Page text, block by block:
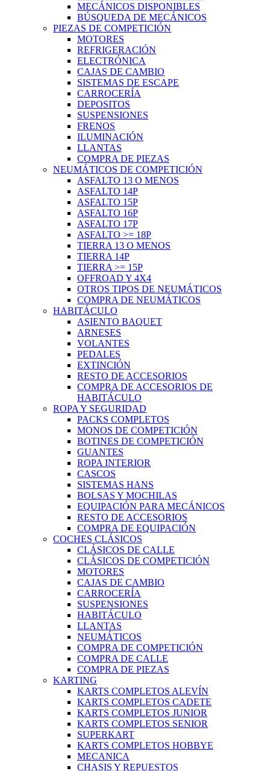
MECÁNICOS DISPONIBLES
BÚSQUEDA DE MECÁNICOS
PIEZAS DE COMPETICIÓN
MOTORES
REFRIGERACIÓN
ELECTRÓNICA
CAJAS DE CAMBIO
SISTEMAS DE ESCAPE
CARROCERÍA
DEPOSITOS
SUSPENSIONES
FRENOS
ILUMINACIÓN
LLANTAS
COMPRA DE PIEZAS
NEUMÁTICOS DE COMPETICIÓN
ASFALTO 13 O MENOS
ASFALTO 14P
ASFALTO 15P
ASFALTO 16P
ASFALTO 17P
ASFALTO >= 18P
TIERRA 13 O MENOS
TIERRA 14P
TIERRA >= 15P
OFFROAD Y 4X4
OTROS TIPOS DE NEUMÁTICOS
COMPRA DE NEUMÁTICOS
HABITÁCULO
ASIENTO BAQUET
ARNESES
VOLANTES
PEDALES
EXTINCIÓN
RESTO DE ACCESORIOS
COMPRA DE ACCESORIOS DE
HABITÁCULO
ROPA Y SEGURIDAD
PACKS COMPLETOS
MONOS DE COMPETICIÓN
BOTINES DE COMPETICIÓN
GUANTES
ROPA INTERIOR
CASCOS
SISTEMAS HANS
BOLSAS Y MOCHILAS
EQUIPACIÓN PARA MECÁNICOS
RESTO DE ACCESORIOS
COMPRA DE EQUIPACIÓN
COCHES CLÁSICOS
CLÁSICOS DE CALLE
CLÁSICOS DE COMPETICIÓN
MOTORES
CAJAS DE CAMBIO
CARROCERÍA
SUSPENSIONES
HABITÁCULO
LLANTAS
NEUMÁTICOS
COMPRA DE COMPETICIÓN
COMPRA DE CALLE
COMPRA DE PIEZAS
KARTING
KARTS COMPLETOS ALEVÍN
KARTS COMPLETOS CADETE
KARTS COMPLETOS JUNIOR
KARTS COMPLETOS SENIOR
SUPERKART
KARTS COMPLETOS HOBBYE
MECANICA
CHASIS Y REPUESTOS